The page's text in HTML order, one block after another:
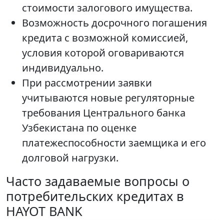
стоимости залогового имущества.
Возможность досрочного погашения
кредита с возможной комиссией,
условия которой оговариваются
индивидуально.
При рассмотрении заявки
учитываются новые регуляторные
требования Центрального банка
Узбекистана по оценке
платежеспособности заемщика и его
долговой нагрузки.
Часто задаваемые вопросы о
потребительских кредитах в
HAYOT BANK